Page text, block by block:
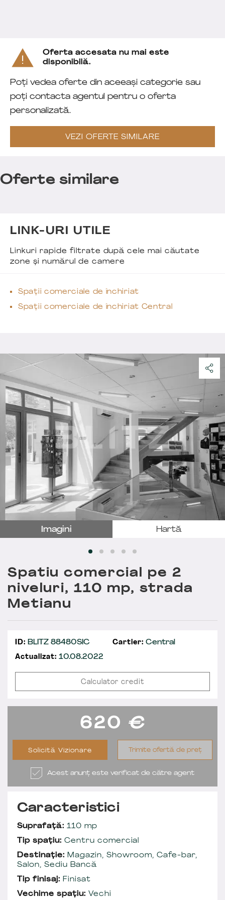
Oferta accesata nu mai este
disponibilă.
Poți vedea oferte din aceeași categorie sau
poți contacta agentul pentru o oferta
personalizată.
VEZI OFERTE SIMILARE
Oferte similare
LINK-URI UTILE
Linkuri rapide filtrate după cele mai căutate
zone și numărul de camere
Spații comerciale de închiriat
Spații comerciale de închiriat Central
Imagini Hartă
Spatiu comercial pe 2
niveluri, 110 mp, strada
Metianu
ID: BLITZ 88480SIC Cartier: Central
Actualizat: 10.08.2022
Calculator credit
620 €
Solicită Vizionare Trimite ofertă de preț
Acest anunț este verificat de către agent
Caracteristici
Suprafață: 110 mp
Tip spațiu: Centru comercial
Destinație: Magazin, Showroom, Cafe-bar,
Salon, Sediu Bancă
Tip finisaj: Finisat
Vechime spațiu: Vechi